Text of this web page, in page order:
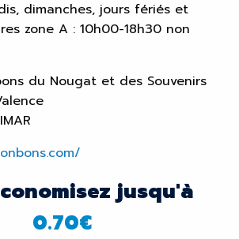
dimanches, jours fériés et
zone A : 10h00-18h30 non
du Nougat et des Souvenirs
jusqu'à
0.70€